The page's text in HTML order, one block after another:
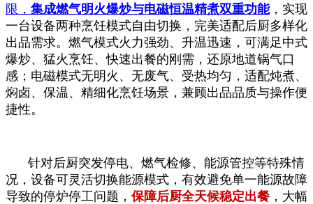
限， 集成燃气明火爆炒与电磁恒温精煮双重功能，实现
一台设备两种烹饪模式自由切换，完美适配后厨多样化
出品需求。燃气模式火力强劲、升温迅速，可满足中式
爆炒、猛火烹饪、快速出餐的刚需，还原地道锅气口
感；电磁模式无明火、无废气、受热均匀，适配炖煮、
焖卤、保温、精细化烹饪场景，兼顾出品品质与操作便
捷性。
针对后厨突发停电、燃气检修、能源管控等特殊情
况，设备可灵活切换能源模式，有效避免单一能源故障
导致的停炉停工问题， 保障后厨全天候稳定出餐 ，大幅